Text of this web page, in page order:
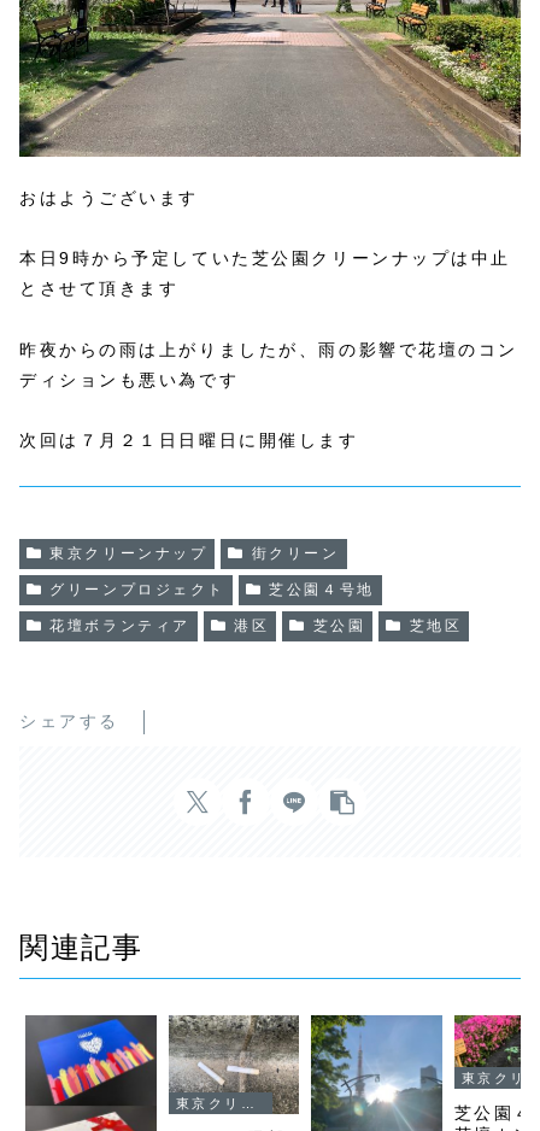
おはようございます
本日9時から予定していた芝公園クリーンナップは中止
とさせて頂きます
昨夜からの雨は上がりましたが、雨の影響で花壇のコン
ディションも悪い為です
次回は７月２１日日曜日に開催します
東京クリーンナップ 街クリーン
グリーンプロジェクト 芝公園４号地
花壇ボランティア 港区 芝公園 芝地区
シェアする
関連記事
芝公園４